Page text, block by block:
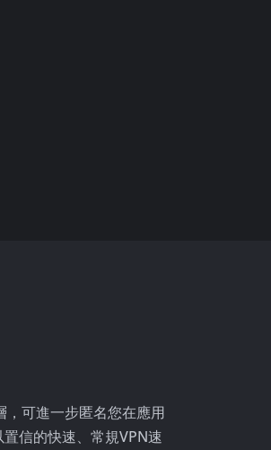
可進一步匿名您在應用
信的快速、常規VPN速